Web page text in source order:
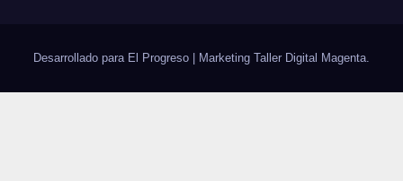
Desarrollado para El Progreso Marketing Taller Digital Magenta